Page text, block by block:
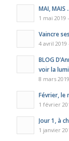
MAI, MAIS
1 mai 2019
Vaincre
4 avril
BLOG
voir la
8 mars
Février, le
1 février
Jour 1, à
1 janvier